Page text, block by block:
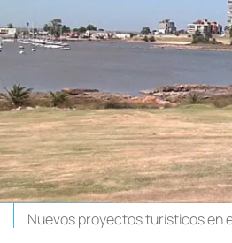
Nuevos proyectos turísticos en